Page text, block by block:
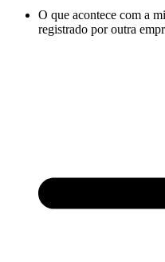
O que acontece com a
registrado por outra